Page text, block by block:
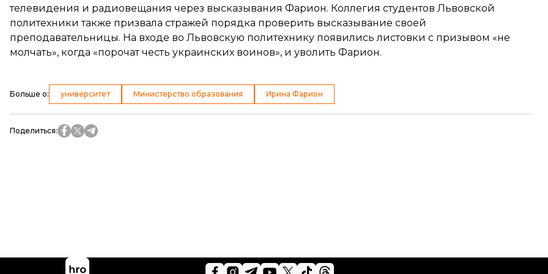
телевидения и радиовещания через высказывания Фарион. Коллегия студентов Львовской
политехники также призвала стражей порядка проверить высказывание своей
преподавательницы. На входе во Львовскую политехнику появились листовки с призывом «не
молчать», когда «порочат честь украинских воинов», и уволить Фарион.
Больше о: университет Министерство образования Ирина Фарион
Поделиться: